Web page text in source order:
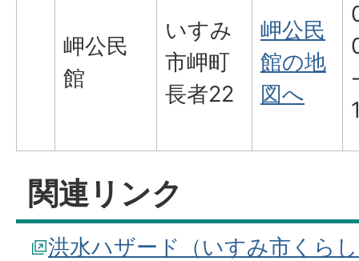
岬公民
館
いすみ
市岬町
長者22
岬公民
館の地
図へ
関連リンク
洪水ハザード（いすみ市くら